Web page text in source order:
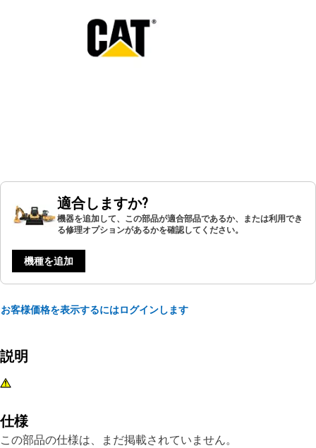
適合しますか?
機器を追加して、この部品が適合部品であるか、または利用でき
る修理オプションがあるかを確認してください。
機種を追加
お客様価格を表示するにはログインします
説明
仕様
この部品の仕様は、まだ掲載されていません。